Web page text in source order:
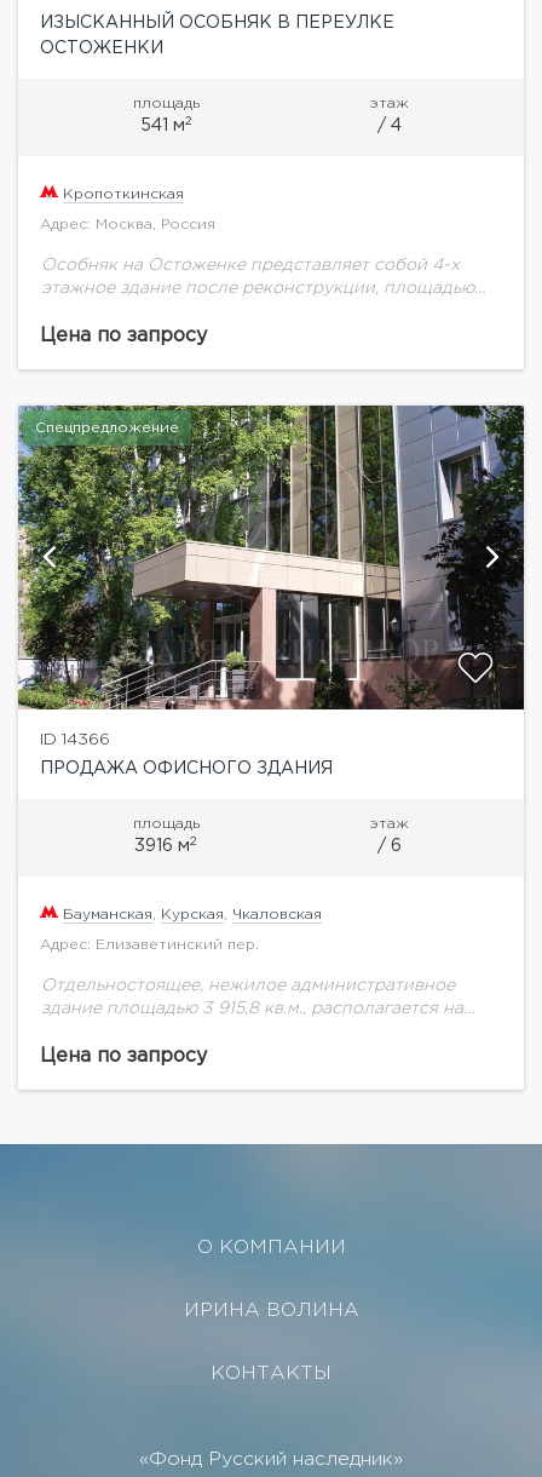
ИЗЫСКАННЫЙ ОСОБНЯК В ПЕРЕУЛКЕ
ОСТОЖЕНКИ
площадь
541 м2
этаж
/ 4
Кропоткинская
Адрес: Москва, Россия
Особняк на Остоженке представляет собой 4-х
этажное здание после реконструкции, площадью
детализированный облик фасадов с
Цена по запросу
Спецпредложение
ID 14366
ПРОДАЖА ОФИСНОГО ЗДАНИЯ
площадь
3916 м2
этаж
/ 6
Бауманская Курская Чкаловская
Адрес: Елизаветинский пер.
Отдельностоящее, нежилое административное
здание площадью 3 915,8 кв.м., располагается на
эксплуатируемая кровля, Имеется современный
Цена по запросу
О КОМПАНИИ
ИРИНА ВОЛИНА
КОНТАКТЫ
«Фонд Русский наследник»